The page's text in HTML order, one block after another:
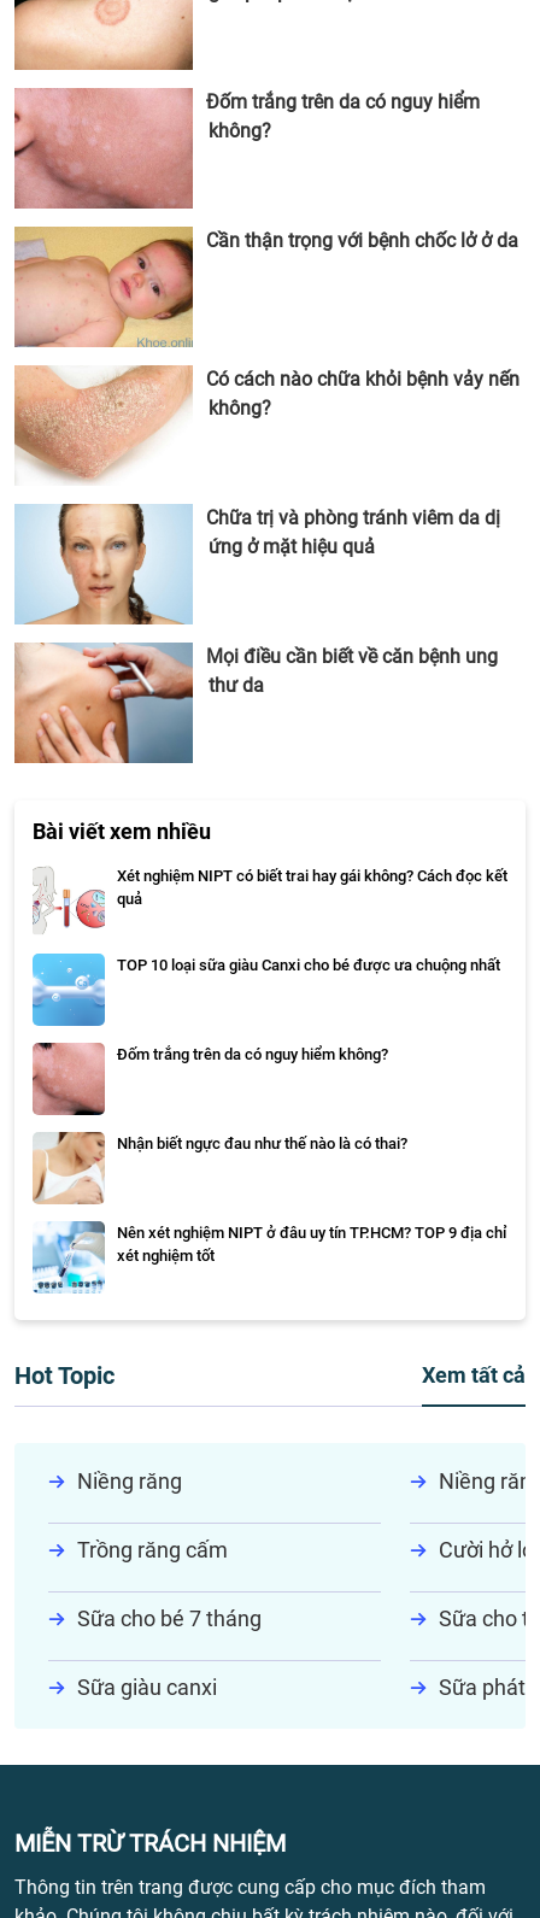
Đốm trắng trên da có nguy hiểm
không?
Cần thận trọng với bệnh chốc lở ở da
Có cách nào chữa khỏi bệnh vảy nến
không?
Chữa trị và phòng tránh viêm da dị
ứng ở mặt hiệu quả
Mọi điều cần biết về căn bệnh ung
thư da
Bài viết xem nhiều
Xét nghiệm NIPT có biết trai hay gái không? Cách đọc kết
quả
TOP 10 loại sữa giàu Canxi cho bé được ưa chuộng nhất
Đốm trắng trên da có nguy hiểm không?
Nhận biết ngực đau như thế nào là có thai?
Nên xét nghiệm NIPT ở đâu uy tín TP.HCM? TOP 9 địa chỉ
xét nghiệm tốt
Hot Topic Xem tất cả
Niềng răng Niềng
Trồng răng cấm Cười hở lợi
Sữa cho bé 7 tháng Sữa cho
Sữa giàu canxi Sữa phát
MIỄN TRỪ TRÁCH NHIỆM
Thông tin trên trang được cung cấp cho mục đích tham